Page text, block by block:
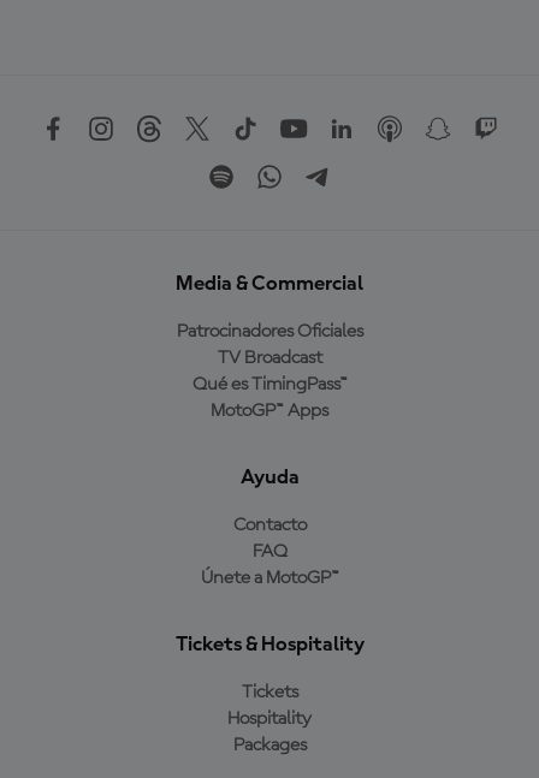
Media & Commercial
Patrocinadores Oficiales
TV Broadcast
Qué es TimingPass™
MotoGP™ Apps
Ayuda
Contacto
FAQ
Únete a MotoGP™
Tickets & Hospitality
Tickets
Hospitality
Packages